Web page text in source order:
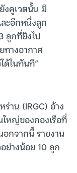
งคูเวตนั้น มี
ะอีกหนึ่งลูก
ลูกที่ยิงไป
างอากาศ
ด้ในทันที”
าน (IRGC) อ้าง
ใหญ่ของกองเรือที่
อกจากนี้ รายงาน
ย่างน้อย 10 ลูก